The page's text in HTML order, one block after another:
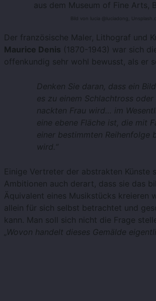
aus dem Museum of Fine Arts,
Bild von lucia @luciadong,
Der französische Maler, Lithograf und
Maurice Denis (1870-1943) war sich
offenkundig sehr wohl bewusst, als er
Denken Sie daran, dass ein
es zu einem Schlachtross oder
nackten Frau wird… im
eine ebene Fläche ist, die mit
einer bestimmten Reihenfolge
wird.“
Einige Vertreter der abstrakten Künste
Ambitionen auch derart, dass sie das
Äquivalent eines Musikstücks kreieren
allein für sich selbst betrachtet und
kann. Man soll sich nicht die Frage
„Wovon handelt dieses Gemälde